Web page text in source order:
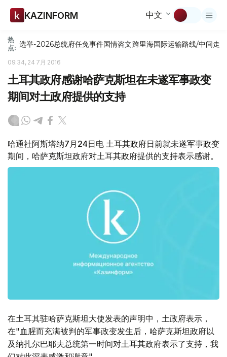
KAZINFORM 中文
热
点: 选举-2026总统府任免事件国情咨文跨里海国际运输路线/中间走廊
09:34, 24 7月 2016
土耳其政府感谢哈萨克斯坦在未遂军事政变
期间对土政府提供的支持
哈通社阿斯塔纳7月24日电 土耳其政府日前就未遂军事政变
期间，哈萨克斯坦政府对土耳其政府提供的支持表示感谢。
在土耳其驻哈萨克斯坦大使发表的声明中，土政府表示，
在"血腥而充满被判的军事政变发生后，哈萨克斯坦政府以
及纳扎尔巴耶夫总统第一时间对土耳其政府表示了支持，我